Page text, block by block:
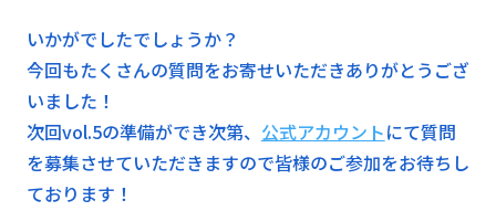
いかがでしたでしょうか？
今回もたくさんの質問をお寄せいただきありがとうござ
いました！
次回vol.5の準備ができ次第、 公式アカウントにて質問
を募集させていただきますので皆様のご参加をお待ちし
ております！